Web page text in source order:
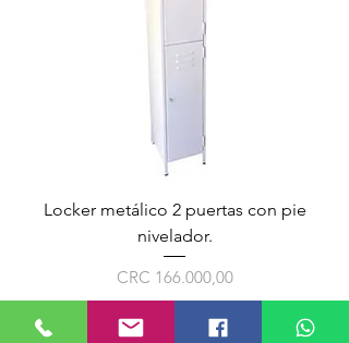
Locker metálico 2 puertas con pie
nivelador.
Preço
CRC 166.000,00